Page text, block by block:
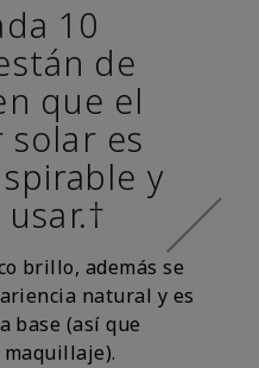
10
de
que el
es
y
brillo, además se
natural y es
base (así que